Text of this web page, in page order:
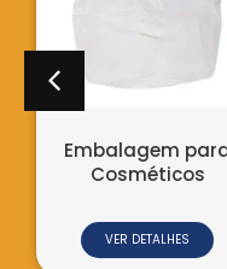
Embalagem para
Cosméticos
VER DETALHES